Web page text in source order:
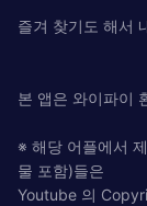
즐겨 찾기도 해서
본 앱은 와이파이
※ 해당 어플에서
물 포함)들은
Youtube 의